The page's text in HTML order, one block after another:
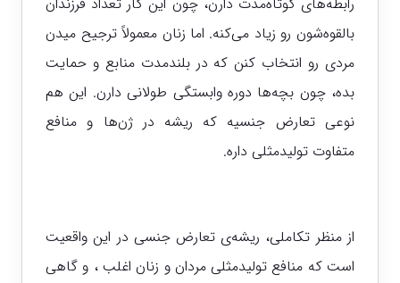
بالقوه‌شون رو زیاد می‌کنه. اما زنان معمولاً ترجیح میدن
مردی رو انتخاب کنن که در بلندمدت منابع و حمایت
بده، چون بچه‌ها دوره وابستگی طولانی دارن. این هم
نوعی تعارض جنسیه که ریشه در ژن‌ها و منافع
متفاوت تولیدمثلی داره.
از منظر تکاملی، ریشه‌ی تعارض جنسی در این واقعیت
است که منافع تولیدمثلی مردان و زنان اغلب ، و گاهی